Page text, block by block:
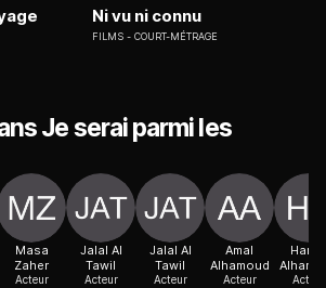
Ni vu ni connu
FILMS COURT-MÉTRAGE
Je serai parmi les
Masa
Zaher
Acteur
Jalal Al
Tawil
Acteur
Jalal Al
Tawil
Acteur
Amal
Alhamoud
Acteur
Hamal
Acteur